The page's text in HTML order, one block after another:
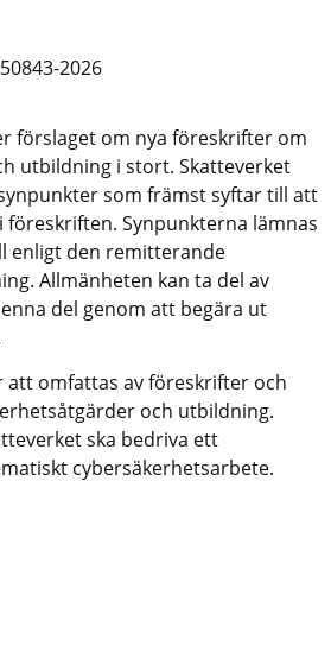
2026
förslaget om nya föreskrifter om
utbildning i stort. Skatteverket
som främst syftar till att
Synpunkterna lämnas
enligt den remitterande
Allmänheten kan ta del av
del genom att begära ut
att omfattas av föreskrifter och
och utbildning.
ska bedriva ett
cybersäkerhetsarbete.